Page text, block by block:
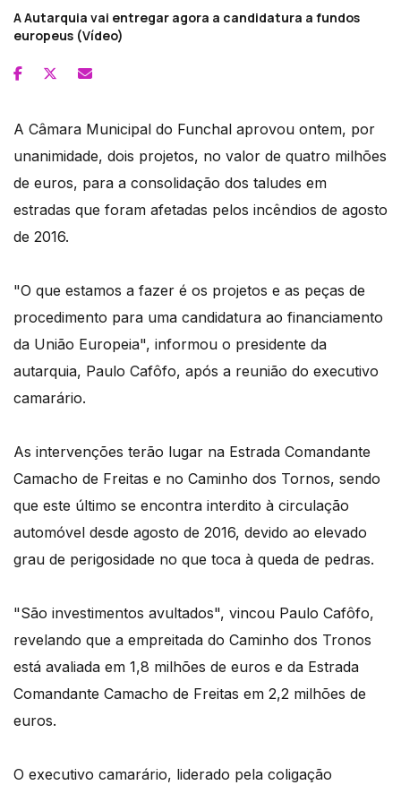
A Autarquia vai entregar agora a candidatura a fundos
europeus (Vídeo)
A Câmara Municipal do Funchal aprovou ontem, por
unanimidade, dois projetos, no valor de quatro milhões
de euros, para a consolidação dos taludes em
estradas que foram afetadas pelos incêndios de agosto
de 2016.
"O que estamos a fazer é os projetos e as peças de
procedimento para uma candidatura ao financiamento
da União Europeia", informou o presidente da
autarquia, Paulo Cafôfo, após a reunião do executivo
camarário.
As intervenções terão lugar na Estrada Comandante
Camacho de Freitas e no Caminho dos Tornos, sendo
que este último se encontra interdito à circulação
automóvel desde agosto de 2016, devido ao elevado
grau de perigosidade no que toca à queda de pedras.
"São investimentos avultados", vincou Paulo Cafôfo,
revelando que a empreitada do Caminho dos Tronos
está avaliada em 1,8 milhões de euros e da Estrada
Comandante Camacho de Freitas em 2,2 milhões de
euros.
O executivo camarário, liderado pela coligação